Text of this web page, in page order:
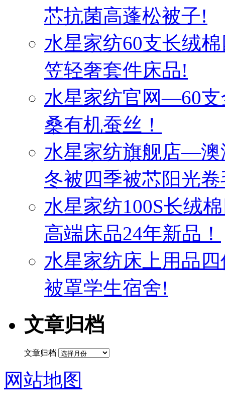
芯抗菌高蓬松被子!
水星家纺60支长绒
笠轻奢套件床品!
水星家纺官网—60
桑有机蚕丝！
水星家纺旗舰店—澳
冬被四季被芯阳光
水星家纺100S长绒
高端床品24年新品！
水星家纺床上用品
被罩学生宿舍!
文章归档
文章归档
网站地图